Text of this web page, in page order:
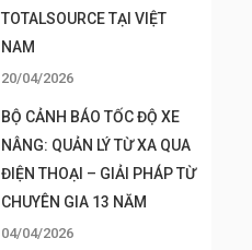
TOTALSOURCE TẠI VIỆT
NAM
20/04/2026
BỘ CẢNH BÁO TỐC ĐỘ XE
NÂNG: QUẢN LÝ TỪ XA QUA
ĐIỆN THOẠI – GIẢI PHÁP TỪ
CHUYÊN GIA 13 NĂM
04/04/2026